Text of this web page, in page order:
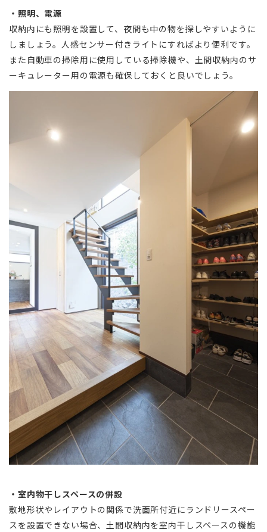
・照明、電源
収納内にも照明を設置して、夜間も中の物を探しやすいように
しましょう。人感センサー付きライトにすればより便利です。
また自動車の掃除用に使用している掃除機や、土間収納内のサ
ーキュレーター用の電源も確保しておくと良いでしょう。
・室内物干しスペースの併設
敷地形状やレイアウトの関係で洗面所付近にランドリースペー
スを設置できない場合、土間収納内を室内干しスペースの機能